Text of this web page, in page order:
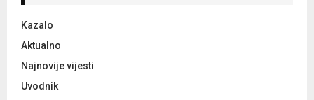
r
:
Kazalo
Aktualno
Najnovije vijesti
Uvodnik